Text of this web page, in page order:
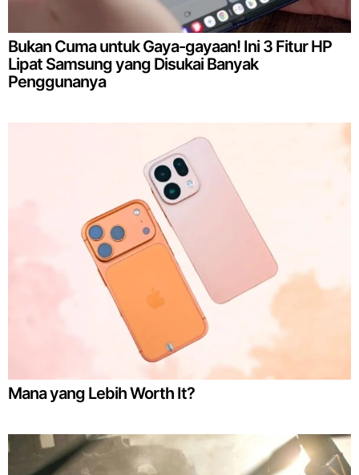
Bukan Cuma untuk Gaya-gayaan! Ini 3 Fitur HP
Lipat Samsung yang Disukai Banyak
Penggunanya
Mana yang Lebih Worth It?